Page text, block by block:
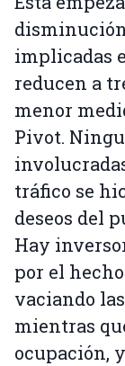
implicadas
reducen a
menor
Pivot.
tráfico se
deseos del
Hay
por el
vaciando
mientras
ocupación,